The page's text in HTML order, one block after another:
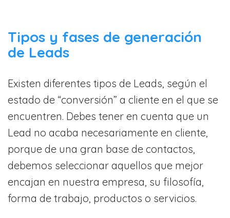
Tipos y fases de generación
de Leads
Existen diferentes tipos de Leads, según el
estado de “conversión” a cliente en el que se
encuentren. Debes tener en cuenta que un
Lead no acaba necesariamente en cliente,
porque de una gran base de contactos,
debemos seleccionar aquellos que mejor
encajan en nuestra empresa, su filosofía,
forma de trabajo, productos o servicios.